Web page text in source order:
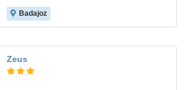
Badajoz
Zeus